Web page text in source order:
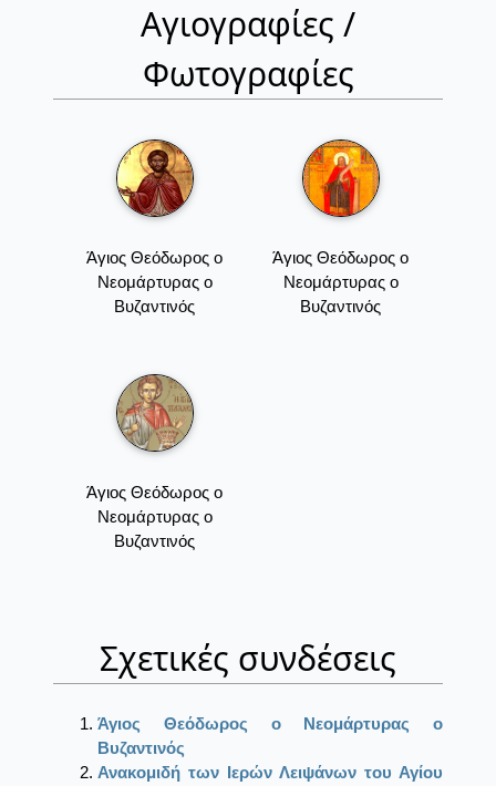
Αγιογραφίες /
Φωτογραφίες
Άγιος Θεόδωρος ο
Νεομάρτυρας ο
Βυζαντινός
Άγιος Θεόδωρος ο
Νεομάρτυρας ο
Βυζαντινός
Άγιος Θεόδωρος ο
Νεομάρτυρας ο
Βυζαντινός
Σχετικές συνδέσεις
Άγιος Θεόδωρος ο Νεομάρτυρας ο
Βυζαντινός
Ανακομιδή των Ιερών Λειψάνων του Αγίου